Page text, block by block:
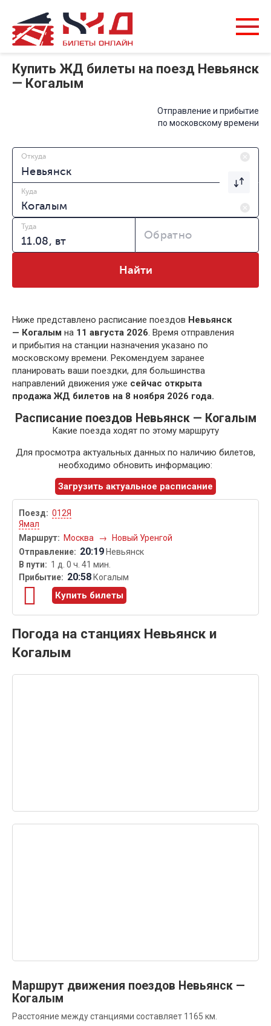
Купить ЖД билеты на поезд Невьянск
— Когалым
Отправление и прибытие
по московскому времени
Откуда
Куда
Туда
Обратно
Найти
Ниже представлено расписание поездов Невьянск
— Когалым на 11 августа 2026. Время отправления
и прибытия на станции назначения указано по
московскому времени. Рекомендуем заранее
планировать ваши поездки, для большинства
направлений движения уже сейчас открыта
продажа ЖД билетов на 8 ноября 2026 года.
Расписание поездов Невьянск — Когалым
Какие поезда ходят по этому маршруту
Для просмотра актуальных данных по наличию билетов,
необходимо обновить информацию:
Загрузить актуальное расписание
012Я
Ямал
Москва
→ Новый Уренгой
20:19 Невьянск
1 д. 0 ч. 41 мин.
20:58 Когалым
Купить билеты
Погода на станциях Невьянск и
Когалым
Маршрут движения поездов Невьянск —
Когалым
Расстояние между станциями составляет 1165 км.